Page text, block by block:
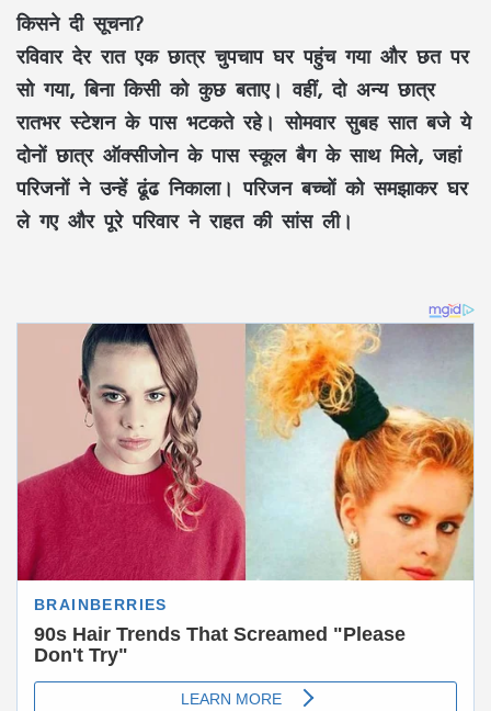
किसने दी सूचना?
रविवार देर रात एक छात्र चुपचाप घर पहुंच गया और छत पर
सो गया, बिना किसी को कुछ बताए। वहीं, दो अन्य छात्र
रातभर स्टेशन के पास भटकते रहे। सोमवार सुबह सात बजे ये
दोनों छात्र ऑक्सीजोन के पास स्कूल बैग के साथ मिले, जहां
परिजनों ने उन्हें ढूंढ निकाला। परिजन बच्चों को समझाकर घर
ले गए और पूरे परिवार ने राहत की सांस ली।